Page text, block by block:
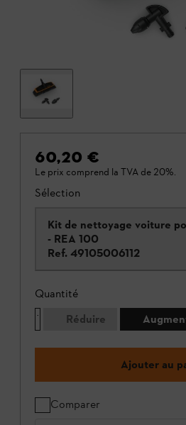
60,20 €
Le prix comprend la TVA de 20%.
Sélection
Kit de nettoyage voiture
- REA 100
Ref. 49105006112
Quantité
Réduire
Ajouter au
Comparer